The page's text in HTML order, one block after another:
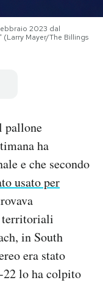
2023 dal
Mayer/The Billings
pallone
ha
e che secondo
usato per
territoriali
in South
era stato
22 lo ha colpito